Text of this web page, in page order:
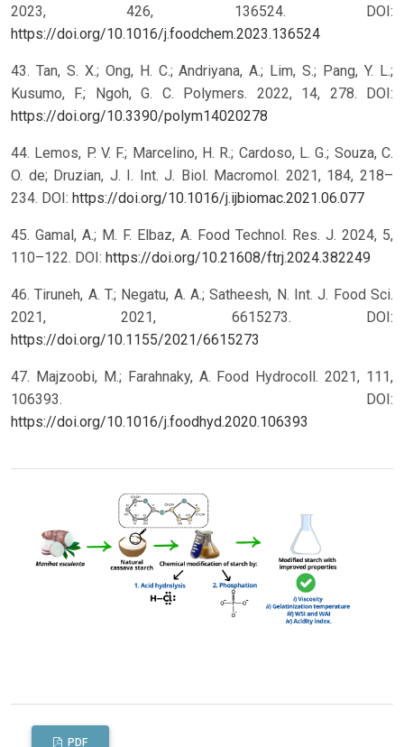
2023, 426, 136524. DOI:
https://doi.org/10.1016/j.foodchem.2023.136524
43. Tan, S. X.; Ong, H. C.; Andriyana, A.; Lim, S.; Pang, Y. L.;
Kusumo, F.; Ngoh, G. C. Polymers. 2022, 14, 278. DOI:
https://doi.org/10.3390/polym14020278
44. Lemos, P. V. F.; Marcelino, H. R.; Cardoso, L. G.; Souza, C.
O. de; Druzian, J. I. Int. J. Biol. Macromol. 2021, 184, 218–
234. DOI: https://doi.org/10.1016/j.ijbiomac.2021.06.077
45. Gamal, A.; M. F. Elbaz, A. Food Technol. Res. J. 2024, 5,
110–122. DOI: https://doi.org/10.21608/ftrj.2024.382249
46. Tiruneh, A. T.; Negatu, A. A.; Satheesh, N. Int. J. Food Sci.
2021, 2021, 6615273. DOI:
https://doi.org/10.1155/2021/6615273
47. Majzoobi, M.; Farahnaky, A. Food Hydrocoll. 2021, 111,
106393. DOI:
https://doi.org/10.1016/j.foodhyd.2020.106393
PDF